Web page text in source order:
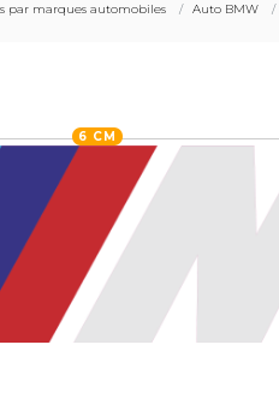
par marques automobiles Auto BMW
6 CM